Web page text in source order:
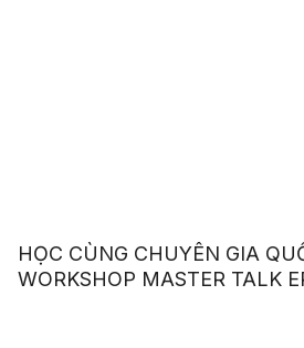
HỌC CÙNG CHUYÊN GIA
WORKSHOP MASTER TALK